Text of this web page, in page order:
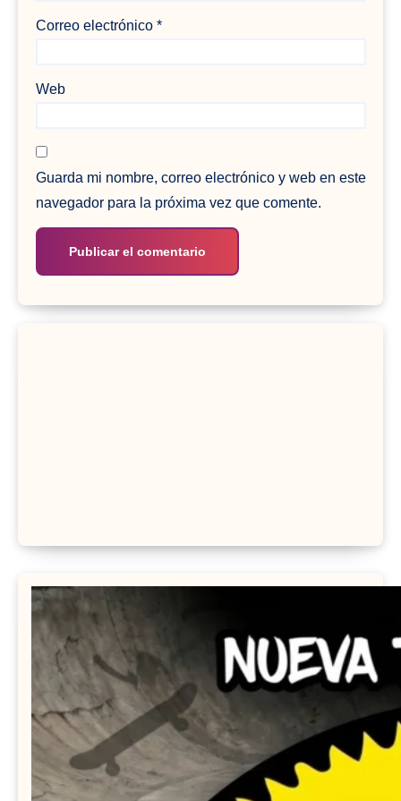
Correo electrónico *
Web
Guarda mi nombre, correo electrónico y web en este
navegador para la próxima vez que comente.